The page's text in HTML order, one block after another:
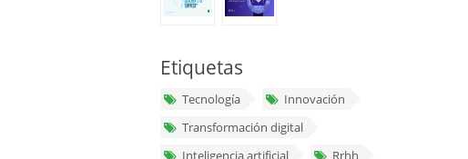
Etiquetas
Tecnología
Innovación
Transformación digital
Inteligencia artificial
Rrhh